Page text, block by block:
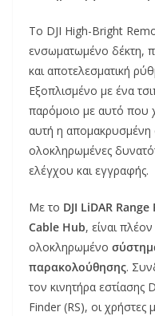
Το DJI High-Bright
ενσωματωμένο δέκτη,
και αποτελεσματική
Εξοπλισμένο με ένα
παρόμοιο με αυτό που
αυτή η
ολοκληρωμένες
ελέγχου και εγγραφής.
Με το DJI LiDAR
Cable Hub, είναι
ολοκληρωμένο
παρακολούθησης.
τον κινητήρα εστίασης
Finder (RS), οι